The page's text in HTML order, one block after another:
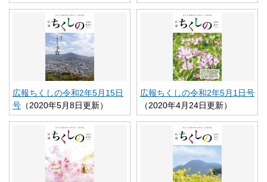
広報ちくしの令和2年5月15日
号 （2020年5月8日更新）
広報ちくしの令和2年5月1日号
（2020年4月24日更新）